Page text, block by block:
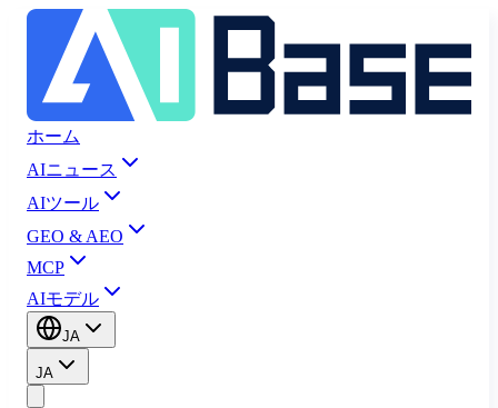
ホーム
AIニュース
AIツール
GEO & AEO
MCP
AIモデル
JA
JA